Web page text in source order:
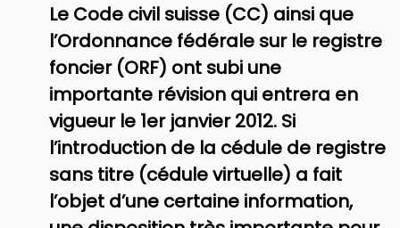
Le Code civil suisse (CC) ainsi que
l’Ordonnance fédérale sur le registre
foncier (ORF) ont subi une
importante révision qui entrera en
vigueur le 1er janvier 2012. Si
l’introduction de la cédule de registre
sans titre (cédule virtuelle) a fait
l’objet d’une certaine information,